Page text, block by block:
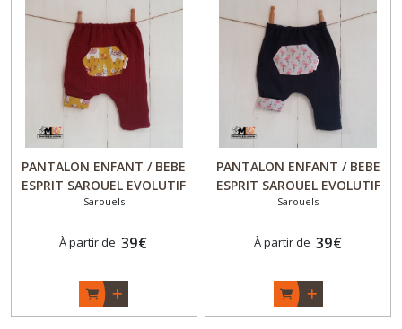
PANTALON ENFANT / BEBE
ESPRIT SAROUEL EVOLUTIF
et REVERSIBLE " Chic & Choc
Made in France
Sarouels
À partir de 39€
PANTALON ENFANT / BEBE
ESPRIT SAROUEL EVOLUTIF
et REVERSIBLE " Chic & Choc
Main - Made in France
Sarouels
À partir de 39€